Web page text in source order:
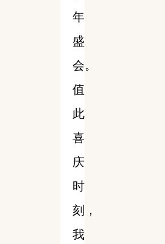
年
盛
会。
值
此
喜
庆
时
刻，
我